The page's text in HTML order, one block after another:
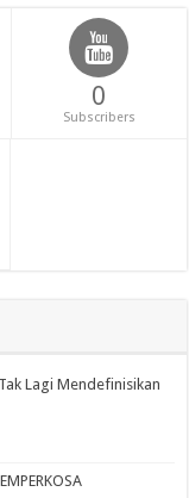
0
Subscribers
Lagi Mendefinisikan